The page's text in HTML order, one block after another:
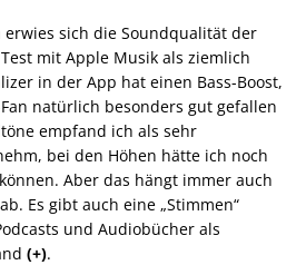
erwies sich die Soundqualität der
mit Apple Musik als ziemlich
in der App hat einen Bass-Boost,
natürlich besonders gut gefallen
empfand ich als sehr
bei den Höhen hätte ich noch
Aber das hängt immer auch
Es gibt auch eine „Stimmen“
und Audiobücher als
(+).